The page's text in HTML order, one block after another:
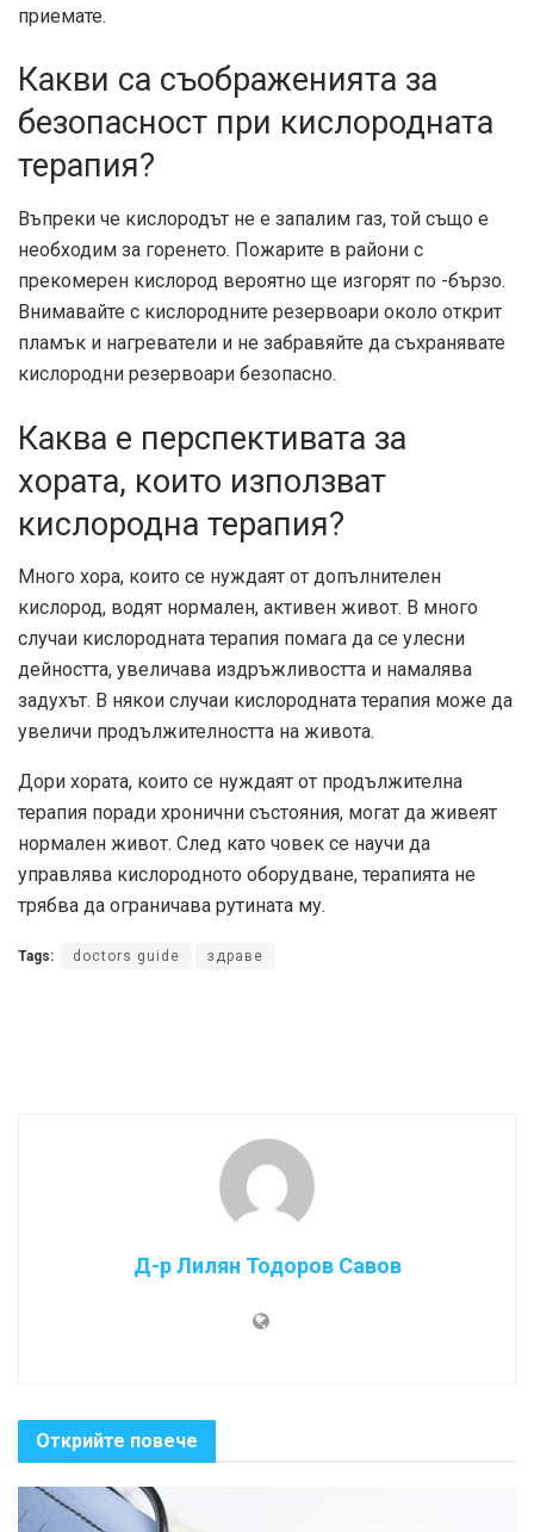
приемате.
Какви са съображенията за
безопасност при кислородната
терапия?
Въпреки че кислородът не е запалим газ, той също е
необходим за горенето. Пожарите в райони с
прекомерен кислород вероятно ще изгорят по -бързо.
Внимавайте с кислородните резервоари около открит
пламък и нагреватели и не забравяйте да съхранявате
кислородни резервоари безопасно.
Каква е перспективата за
хората, които използват
кислородна терапия?
Много хора, които се нуждаят от допълнителен
кислород, водят нормален, активен живот. В много
случаи кислородната терапия помага да се улесни
дейността, увеличава издръжливостта и намалява
задухът. В някои случаи кислородната терапия може да
увеличи продължителността на живота.
Дори хората, които се нуждаят от продължителна
терапия поради хронични състояния, могат да живеят
нормален живот. След като човек се научи да
управлява кислородното оборудване, терапията не
трябва да ограничава рутината му.
Tags: doctors guide здраве
Д-р Лилян Тодоров Савов
Открийте повече